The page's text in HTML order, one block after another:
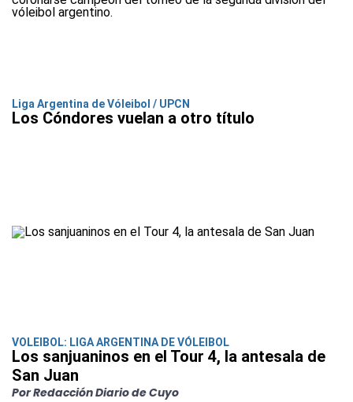
Liga Argentina de Vóleibol / UPCN
Los Cóndores vuelan a otro título
VOLEIBOL: LIGA ARGENTINA DE VÓLEIBOL
Los sanjuaninos en el Tour 4, la antesala de
San Juan
Por Redacción Diario de Cuyo